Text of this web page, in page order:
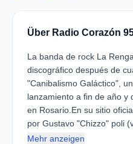
Über Radio Corazón
La banda de rock La
discográfico después de
"Canibalismo Galáctico",
lanzamiento a fin de año y
en Rosario.En su sitio
por Gustavo "Chizzo" poli
Mehr anzeigen